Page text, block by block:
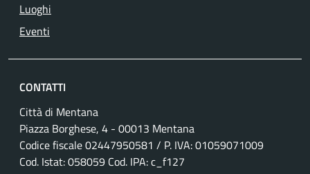
Luoghi
Eventi
CONTATTI
Città di Mentana
Piazza Borghese, 4 - 00013 Mentana
Codice fiscale02447950581 / P. IVA:01059071009
Cod. Istat: 058059 Cod. IPA: c_f127